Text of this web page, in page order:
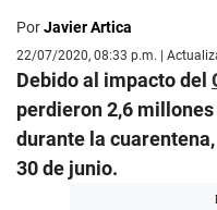
PorJavier Artica
22/07/2020, 08:33 p.m. |
Debido al impacto del
perdieron 2,6
durante la
30 de junio.